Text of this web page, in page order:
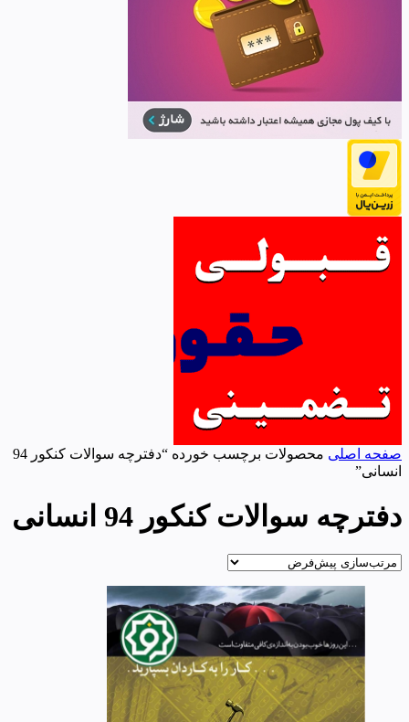
صفحه اصلی
محصولات برچسب خورده “دفترچه سوالات کنکور 94
انسانی”
دفترچه سوالات کنکور 94 انسانی